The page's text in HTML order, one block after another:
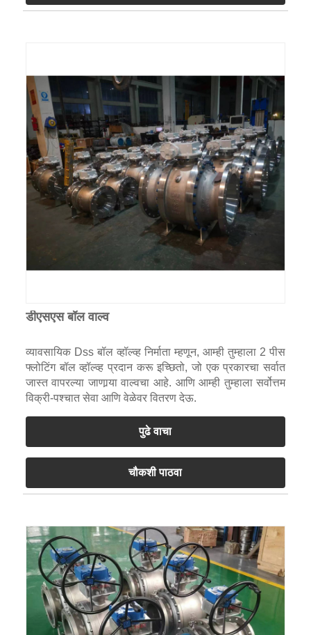
डीएसएस बॉल वाल्व
व्यावसायिक Dss बॉल व्हॉल्व्ह निर्माता म्हणून, आम्ही तुम्हाला 2 पीस
फ्लोटिंग बॉल व्हॉल्व्ह प्रदान करू इच्छितो, जो एक प्रकारचा सर्वात
जास्त वापरल्या जाणार्‍या वाल्वचा आहे. आणि आम्ही तुम्हाला सर्वोत्तम
विक्री-पश्चात सेवा आणि वेळेवर वितरण देऊ.
पुढे वाचा
चौकशी पाठवा